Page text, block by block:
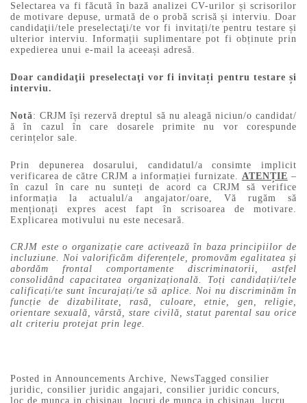
Selectarea va fi făcută în bază analizei CV-urilor și scrisorilor
de motivare depuse, urmată de o probă scrisă și interviu. Doar
candidaţii/tele preselectaţi/te vor fi invitați/te pentru testare și
ulterior interviu. Informații suplimentare pot fi obținute prin
expedierea unui e-mail la aceeași adresă.
Doar candidaţii preselectaţi vor fi invitați pentru testare și
interviu.
Notă: CRJM își rezervă dreptul să nu aleagă niciun/o candidat/
ă în cazul în care dosarele primite nu vor corespunde
cerințelor sale.
Prin depunerea dosarului, candidatul/a consimte implicit
verificarea de către CRJM a informației furnizate. ATENȚIE –
în cazul în care nu sunteți de acord ca CRJM să verifice
informația la actualul/a angajator/oare, Vă rugăm să
menționați expres acest fapt în scrisoarea de motivare.
Explicarea motivului nu este necesară.
CRJM este o organizație care activează în baza principiilor de
incluziune. Noi valorificăm diferențele, promovăm egalitatea și
abordăm frontal comportamente discriminatorii, astfel
consolidând capacitatea organizațională. Toți candidații/tele
calificați/te sunt încurajați/te să aplice. Noi nu discriminăm în
funcție de dizabilitate, rasă, culoare, etnie, gen, religie,
orientare sexuală, vârstă, stare civilă, statut parental sau orice
alt criteriu protejat prin lege.
Posted in Announcements Archive, NewsTagged consilier
juridic, consilier juridic angajari, consilier juridic concurs,
loc de munca in chisinau
locuri de munca in chisinau lucru